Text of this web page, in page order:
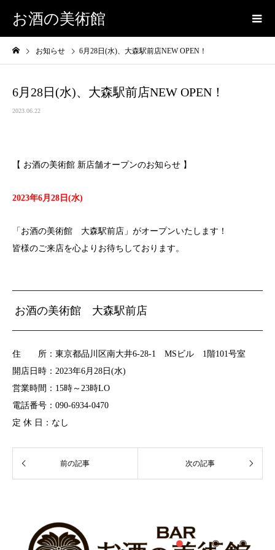
お酒の美術館
お知らせ 6月28日(水)、大森駅前店NEW OPEN！
6月28日(水)、大森駅前店NEW OPEN！
2023.06.22
【 お酒の美術館 新店舗オープンのお知らせ 】
2023年6月28日(水)
「お酒の美術館 大森駅前店」がオープンいたします！
皆様のご来店を心よりお待ちしております。
お酒の美術館 大森駅前店
住 所： 東京都品川区南大井6-28-1 MSビル 1階101号室
開店日時：2023年6月28日(水)
営業時間：15時～23時LO
電話番号： 090-6934-0470
定 休 日：なし